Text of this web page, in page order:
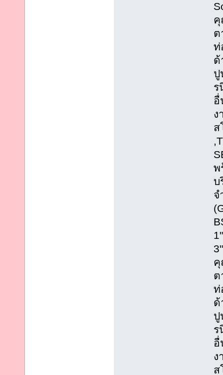
คุ
ต
ท่
ด้
ปู
ร
อื่
ง
ส
พ
บ
จ
คุ
ต
ท่
ด้
ปู
ร
อื่
ง
ส